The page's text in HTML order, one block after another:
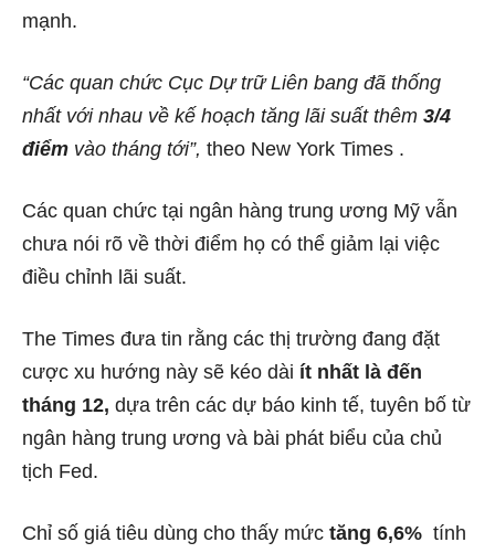
mạnh.
“Các quan chức Cục Dự trữ Liên bang đã thống
nhất với nhau về kế hoạch tăng lãi suất thêm 3/4
điểm vào tháng tới”, theo New York Times .
Các quan chức tại ngân hàng trung ương Mỹ vẫn
chưa nói rõ về thời điểm họ có thể giảm lại việc
điều chỉnh lãi suất.
The Times đưa tin rằng các thị trường đang đặt
cược xu hướng này sẽ kéo dài ít nhất là đến
tháng 12, dựa trên các dự báo kinh tế, tuyên bố từ
ngân hàng trung ương và bài phát biểu của chủ
tịch Fed.
Chỉ số giá tiêu dùng cho thấy mức tăng 6,6% tính